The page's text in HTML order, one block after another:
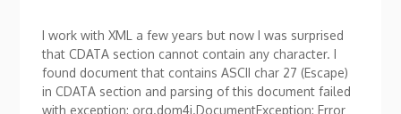
I work with XML a few years but now I was surprised
that CDATA section cannot contain any character. I
found document that contains ASCII char 27 (Escape)
in CDATA section and parsing of this document failed
with exception: org.dom4j.DocumentException: Error